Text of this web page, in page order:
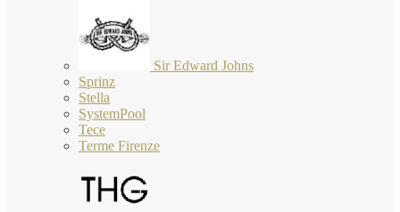
Sir Edward Johns
Sprinz
Stella
SystemPool
Tece
Terme Firenze